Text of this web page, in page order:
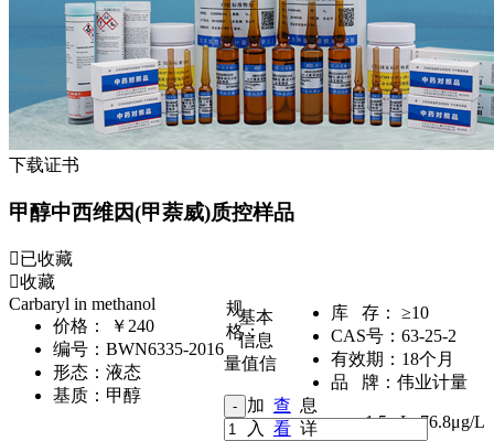
下载证书
甲醇中西维因(甲萘威)质控样品
已收藏
收藏
Carbaryl in methanol
价格：
￥240
编号： BWN6335-2016
形态： 液态
基质： 甲醇
库 存：
≥10
CAS号： 63-25-2
有效期： 18个月
品 牌： 伟业计量
规
格：
1.5mL,76.8μg/L
加
入
查
看
基本
信息
量值信
息
详